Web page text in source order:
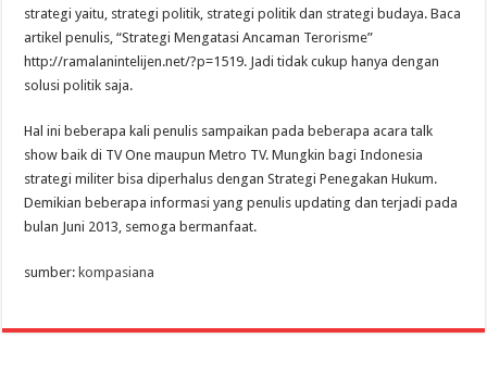
strategi yaitu, strategi politik, strategi politik dan strategi budaya. Baca
artikel penulis, “Strategi Mengatasi Ancaman Terorisme”
http://ramalanintelijen.net/?p=1519. Jadi tidak cukup hanya dengan
solusi politik saja.
Hal ini beberapa kali penulis sampaikan pada beberapa acara talk
show baik di TV One maupun Metro TV. Mungkin bagi Indonesia
strategi militer bisa diperhalus dengan Strategi Penegakan Hukum.
Demikian beberapa informasi yang penulis updating dan terjadi pada
bulan Juni 2013, semoga bermanfaat.
sumber: kompasiana